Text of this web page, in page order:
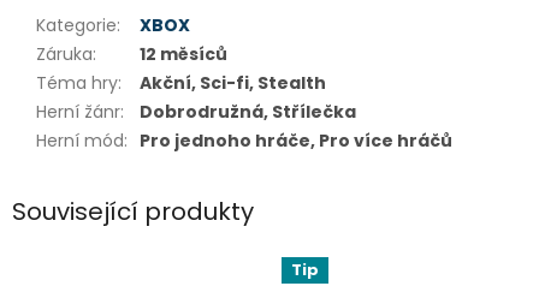
Kategorie:
XBOX
Záruka:
12 měsíců
Téma hry:
Akční, Sci-fi, Stealth
Herní žánr:
Dobrodružná, Střílečka
Herní mód: Pro jednoho hráče, Pro více hráčů
Související produkty
Tip